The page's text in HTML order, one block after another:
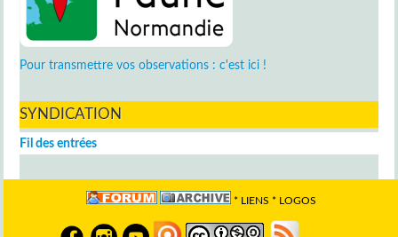
Pour transmettre vos observations : c'est ici !
SYNDICATION
Fil des entrées
* LIENS * LOGOS